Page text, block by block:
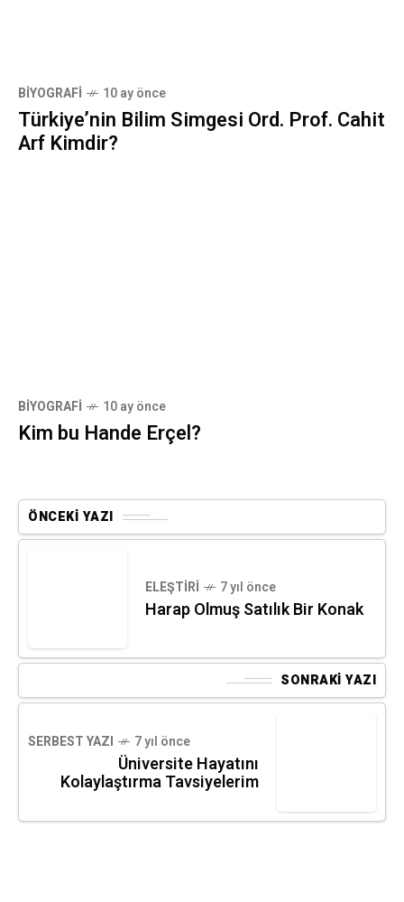
BIYOGRAFI 10 ay önce
Türkiye’nin Bilim Simgesi Ord. Prof. Cahit
Arf Kimdir?
BIYOGRAFI 10 ay önce
Kim bu Hande Erçel?
ÖNCEKI YAZI
ELEŞTIRI 7 yıl önce
Harap Olmuş Satılık Bir Konak
SONRAKI YAZI
SERBEST YAZI 7 yıl önce
Üniversite Hayatını
Kolaylaştırma Tavsiyelerim